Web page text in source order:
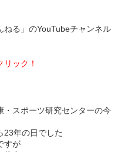
る」のYouTubeチャンネル
ック！
スポーツ研究センターの今
23年の日でした
すが